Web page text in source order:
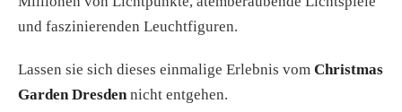
und faszinierenden Leuchtfiguren.
Lassen sie sich dieses einmalige Erlebnis vom Christmas
Garden Dresdennicht entgehen.